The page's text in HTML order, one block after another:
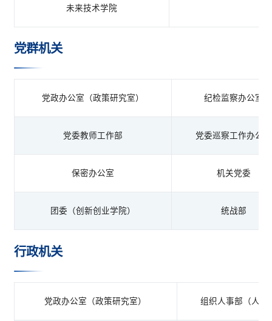
未来技术学院
党群机关
党政办公室（政策研究室） 纪检监察办公室
党委教师工作部 党委巡察工作办公室
保密办公室 机关党委
团委（创新创业学院） 统战部
行政机关
党政办公室（政策研究室） 组织人事部（人事